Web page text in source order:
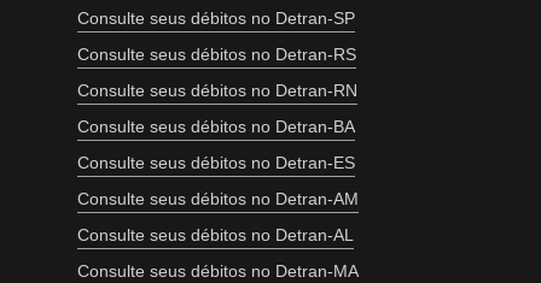
Consulte seus débitos no Detran-SP
Consulte seus débitos no Detran-RS
Consulte seus débitos no Detran-RN
Consulte seus débitos no Detran-BA
Consulte seus débitos no Detran-ES
Consulte seus débitos no Detran-AM
Consulte seus débitos no Detran-AL
Consulte seus débitos no Detran-MA